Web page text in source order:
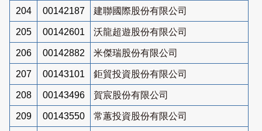
204 00142187 建聯國際股份有限公司
205 00142601 沃龍超遊股份有限公司
206 00142882 米傑瑞股份有限公司
207 00143101 鉅貿投資股份有限公司
208 00143496 賀宸股份有限公司
209 00143550 常蕙投資股份有限公司